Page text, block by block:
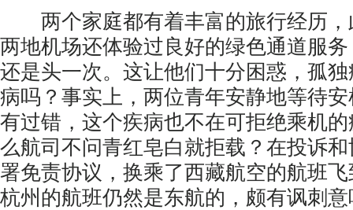
两个家庭都有着丰富的旅行经历，
两地机场还体验过良好的绿色通道服
还是头一次。这让他们十分困惑，孤
病吗？事实上，两位青年安静地等待
有过错，这个疾病也不在可拒绝乘机
么航司不问青红皂白就拒载？在投诉
署免责协议，换乘了西藏航空的航班
杭州的航班仍然是东航的，颇有讽刺